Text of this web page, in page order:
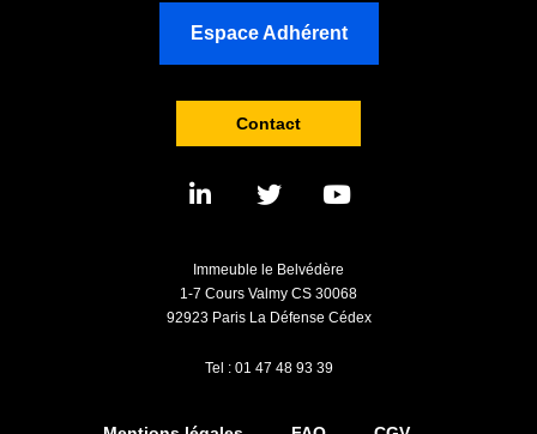
Espace Adhérent
Contact
Immeuble le Belvédère
1-7 Cours Valmy CS 30068
92923 Paris La Défense Cédex
Tel : 01 47 48 93 39